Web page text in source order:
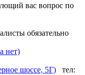
вас вопрос по
обязательно
нет)
шоссе, 5Г)
тел: